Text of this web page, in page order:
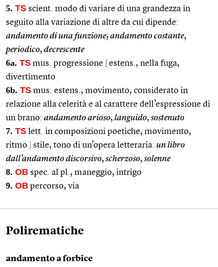
5. TS scient. modo di variare di una grandezza in
seguito alla variazione di altre da cui dipende:
andamento di una funzione; andamento costante,
periodico, decrescente
6a. TS mus. progressione
estens., nella fuga,
divertimento
6b. TS mus. estens., movimento, considerato in
relazione alla celerità e al carattere dell’espressione di
un brano: andamento arioso, languido, sostenuto
7. TS lett. in composizioni poetiche, movimento,
ritmo
stile, tono di un’opera letteraria: un libro
dall’andamento discorsivo, scherzoso, solenne
8. OB spec. al pl., maneggio, intrigo
9. OB percorso, via
Polirematiche
andamento a forbice